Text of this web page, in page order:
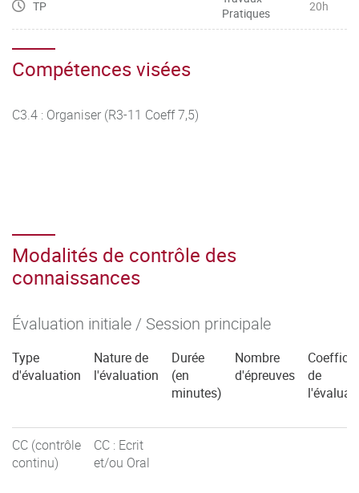
TP
Pratiques
20h
Compétences visées
C3.4 : Organiser (R3-11 Coeff 7,5)
Modalités de contrôle des
connaissances
Évaluation initiale / Session principale
Type
d'évaluation
Nature de
l'évaluation
Durée
(en
minutes)
Nombre
d'épreuves
de
CC (contrôle
continu)
CC : Ecrit
et/ou Oral